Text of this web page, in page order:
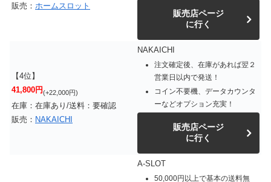
販売： ホームスロット
販売店ページ
に行く
【4位】
41,800円(+22,000円)
在庫：在庫あり/送料：要確認
販売： NAKAICHI
NAKAICHI
注文確定後、在庫があれば翌２
営業日以内で発送！
コイン不要機、データカウンタ
ーなどオプション充実！
販売店ページ
に行く
A-SLOT
50,000円以上で基本の送料無